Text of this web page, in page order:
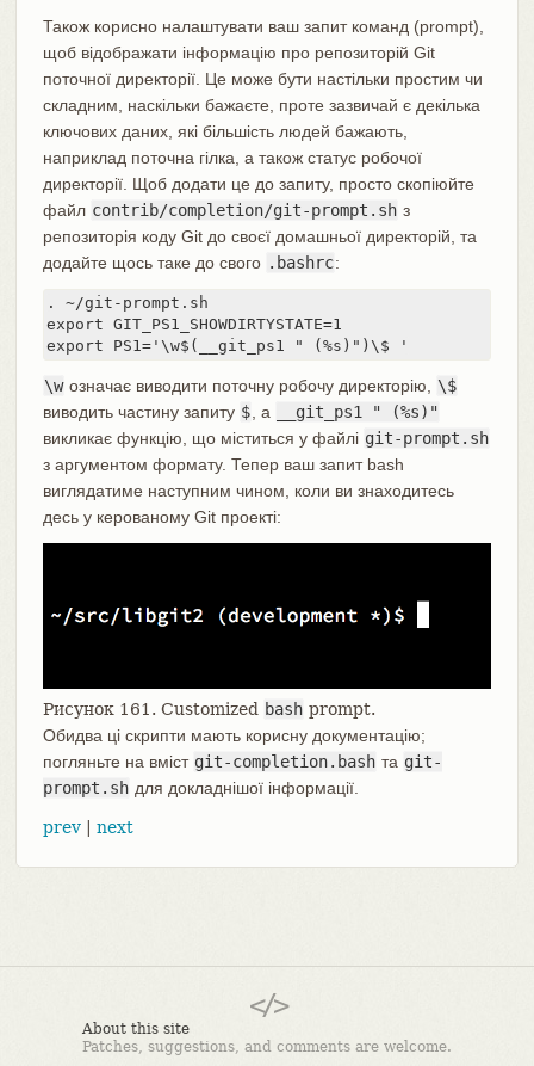
Також корисно налаштувати ваш запит команд (prompt),
щоб відображати інформацію про репозиторій Git
поточної директорії. Це може бути настільки простим чи
складним, наскільки бажаєте, проте зазвичай є декілька
ключових даних, які більшість людей бажають,
наприклад поточна гілка, а також статус робочої
директорії. Щоб додати це до запиту, просто скопіюйте
файл contrib/completion/git-prompt.sh з
репозиторія коду Git до своєї домашньої директорій, та
додайте щось таке до свого .bashrc:
. ~/git-prompt.sh
export GIT_PS1_SHOWDIRTYSTATE=1
export PS1='\w$(__git_ps1 " (%s)")\$ '
\wозначає виводити поточну робочу директорію,
\$
виводить частину запиту $ , а
__git_ps1 " (%s)"
викликає функцію, що міститься у файлі git-prompt.sh
з аргументом формату. Тепер ваш запит bash
виглядатиме наступним чином, коли ви знаходитесь
десь у керованому Git проекті:
Рисунок 161. Customized bash prompt.
Обидва ці скрипти мають корисну документацію;
погляньте на вміст git-completion.bash та git-
prompt.sh для докладнішої інформації.
prev| next
About this site
Patches, suggestions, and comments are welcome.